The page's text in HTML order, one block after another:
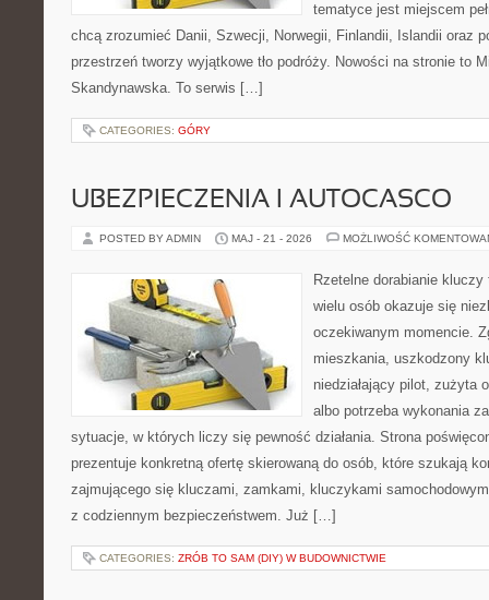
tematyce jest miejscem
chcą zrozumieć Danii, Szwecji, Norwegii, Finlandii, Islandii oraz
przestrzeń tworzy wyjątkowe tło podróży. Nowości na stronie to
Skandynawska. To serwis […]
CATEGORIES: GÓRY
UBEZPIECZENIA I AUTOCASCO
POSTED BY ADMIN MAJ - 21 - 2026 MOŻLIWOŚĆ
Rzetelne dorabianie
wielu osób okazuje się
oczekiwanym momencie.
mieszkania, uszkodzony
niedziałający pilot, zużyta
albo potrzeba wykonania
sytuacje, w których liczy się pewność działania. Strona
prezentuje konkretną ofertę skierowaną do osób, które szukają
zajmującego się kluczami, zamkami, kluczykami
z codziennym bezpieczeństwem. Już […]
CATEGORIES: ZRÓB TO SAM (DIY) W BUDOWNICTWIE